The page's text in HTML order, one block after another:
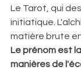
Le Tarot, qui
initiatique.
matière brute
Le prénom est
manières de